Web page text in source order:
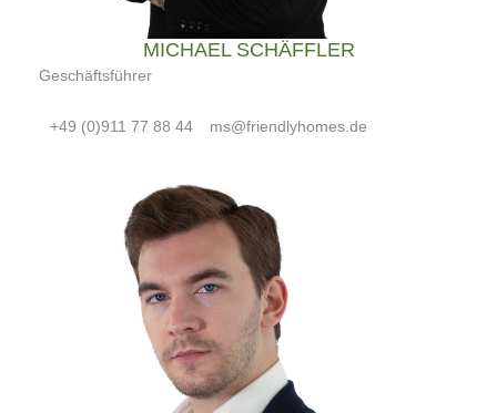
MICHAEL SCHÄFFLER
Geschäftsführer
+49 (0)911 77 88 44 ms@friendlyhomes.de